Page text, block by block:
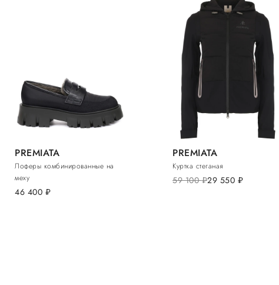
PREMIATA
Лоферы комбинированные на
меху
46 400 руб.
PREMIATA
Куртка стеганая
59 100руб.29 550 руб.